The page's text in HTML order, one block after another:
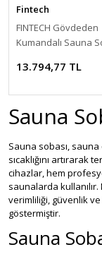
Fintech
FINTECH Gövdeden
Kumandalı Sauna
taş)-ToptancıyızBiz
13.794,77 TL
Sauna
Sauna sobası,
sıcaklığını artırarak
cihazlar, hem
saunalarda
verimliliği, güvenlik ve
göstermiştir.
Sauna